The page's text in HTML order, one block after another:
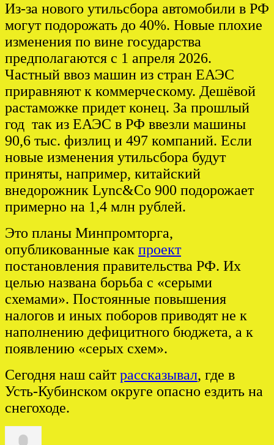
Из-за нового утильсбора автомобили в РФ
могут подорожать до 40%. Новые плохие
изменения по вине государства
предполагаются с 1 апреля 2026.
Частный ввоз машин из стран ЕАЭС
приравняют к коммерческому. Дешёвой
растаможке придет конец. За прошлый
год так из ЕАЭС в РФ ввезли машины
90,6 тыс. физлиц и 497 компаний. Если
новые изменения утильсбора будут
приняты, например, китайский
внедорожник Lync&Co 900 подорожает
примерно на 1,4 млн рублей.
Это планы Минпромторга,
опубликованные как проект
постановления правительства РФ. Их
целью названа борьба с «серыми
схемами». Постоянные повышения
налогов и иных поборов приводят не к
наполнению дефицитного бюджета, а к
появлению «серых схем».
Сегодня наш сайтрассказывал, где в
Усть-Кубинском округе опасно ездить на
снегоходе.